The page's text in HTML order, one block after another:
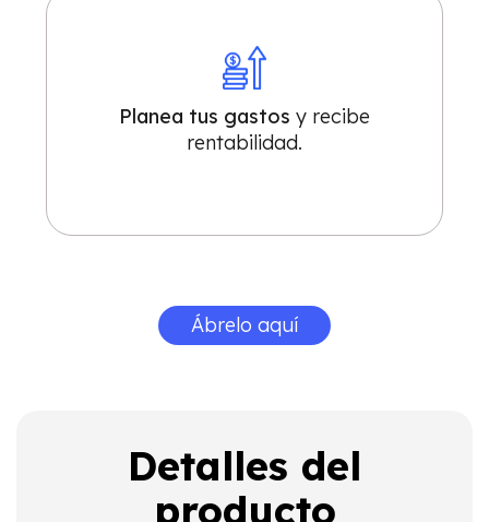
Planea tus gastos y recibe
rentabilidad.
Ábrelo aquí
Detalles del
producto